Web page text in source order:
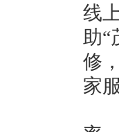
线
助“
修
家
通